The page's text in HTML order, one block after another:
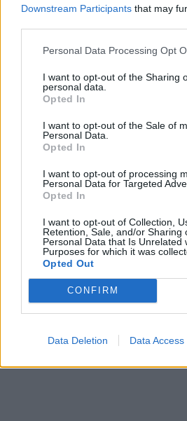
Downstream Participants that may
Personal Data Processing Opt
I want to opt-out of the Sharing
personal data.
Opted In
I want to opt-out of the Sale of
Personal Data.
Opted In
I want to opt-out of processing
Personal Data for Targeted
Opted In
I want to opt-out of Collection,
Retention, Sale, and/or Sharing
Personal Data that Is Unrelated
Purposes for which it was
Opted Out
CONFIRM
Data Deletion Data Access
dos jugadores con los que
comercial suficiente como
Arizona, ya sea por KD o
también podría salir y, si la
desbarata, sería también
Rockets.
Otras cartas que se
Antetokounmpo, quien podría
Bucks si estos no logran un
playoffs, o incluso,Zion
arriesgada apuesta la de optar
pero encajaría perfectamente
Sengun y dotaría a
interior temible. Será
estos rumores NBA y qué